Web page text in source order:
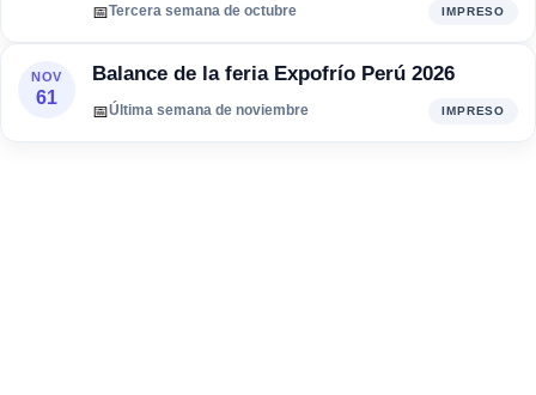
📅Tercera semana de octubre IMPRESO
NOV
61
Balance de la feria Expofrío Perú 2026
📅Última semana de noviembre IMPRESO